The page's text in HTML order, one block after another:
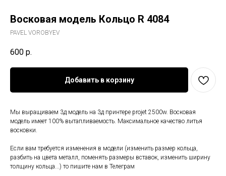
Восковая модель Кольцо R 4084
PAVEL VOROBYEV
600 р.
Добавить в корзину
Мы выращиваем 3д модель на 3д принтере projet 2500w. Восковая
модель имеет 100% вытапливаемость. Максимальное качество литья
восковки.
Если вам требуется изменения в модели (изменить размер кольца,
разбить на цвета металл, поменять размеры вставок, изменить ширину
толщину кольца...) то пишите нам в Телеграм